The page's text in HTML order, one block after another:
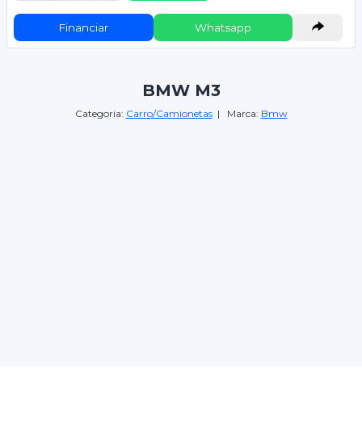
Financiar Whatsapp
BMW M3
Categoria: Carro/Camionetas| Marca: Bmw